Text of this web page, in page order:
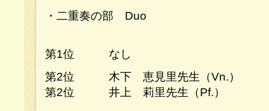
・二重奏の部 Duo
第1位 なし
第2位 木下 恵見里先生（Vn.）
第2位 井上 莉里先生（Pf.）